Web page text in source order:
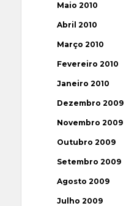
Maio 2010
Abril 2010
Março 2010
Fevereiro 2010
Janeiro 2010
Dezembro 2009
Novembro 2009
Outubro 2009
Setembro 2009
Agosto 2009
Julho 2009